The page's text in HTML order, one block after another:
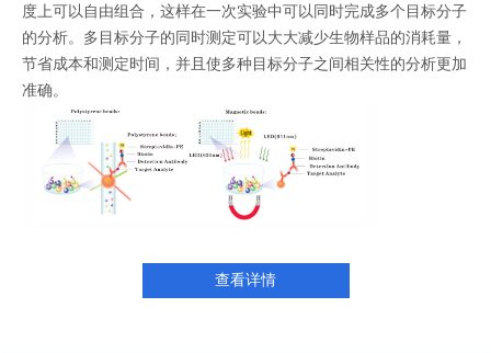
度上可以自由组合，这样在一次实验中可以同时完成多个目标分子
的分析。多目标分子的同时测定可以大大减少生物样品的消耗量，
节省成本和测定时间，并且使多种目标分子之间相关性的分析更加
准确。
查看详情